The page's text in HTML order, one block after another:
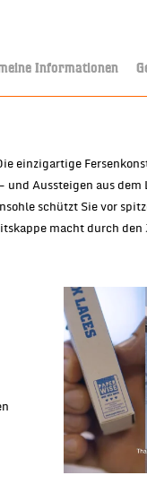
Informationen
einzigartige
Aussteigen aus
schützt Sie vor
macht durch